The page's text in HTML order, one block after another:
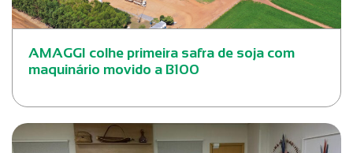
AMAGGI colhe primeira safra de soja com
maquinário movido a B100